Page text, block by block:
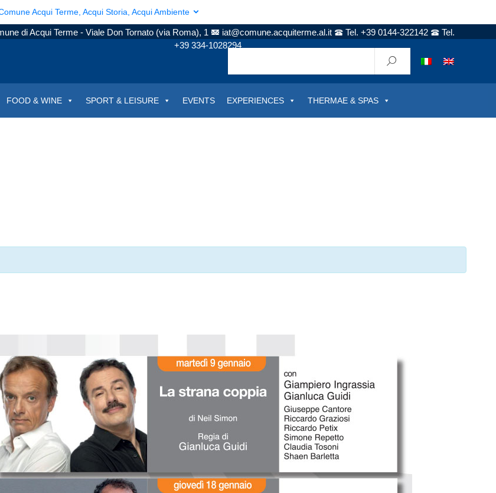
Acqui Terme, Acqui Storia, Acqui Ambiente
di Acqui Terme - Viale Don Tornato (via Roma), 1 iat@comune.acquiterme.al.it Tel. +39 0144-322142
Tel.
+39 334-1028294
FOOD & WINE SPORT & LEISURE EVENTS EXPERIENCES THERMAE & SPAS